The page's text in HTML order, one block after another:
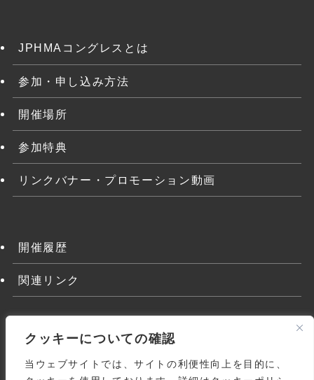
クッキーについての確認
当ウェブサイトでは、サイトの利便性向上を目的に、
JPHMAコングレスとは
参加・申し込み方法
開催場所
参加特典
リンクバナー・プロモーション動画
開催履歴
関連リンク